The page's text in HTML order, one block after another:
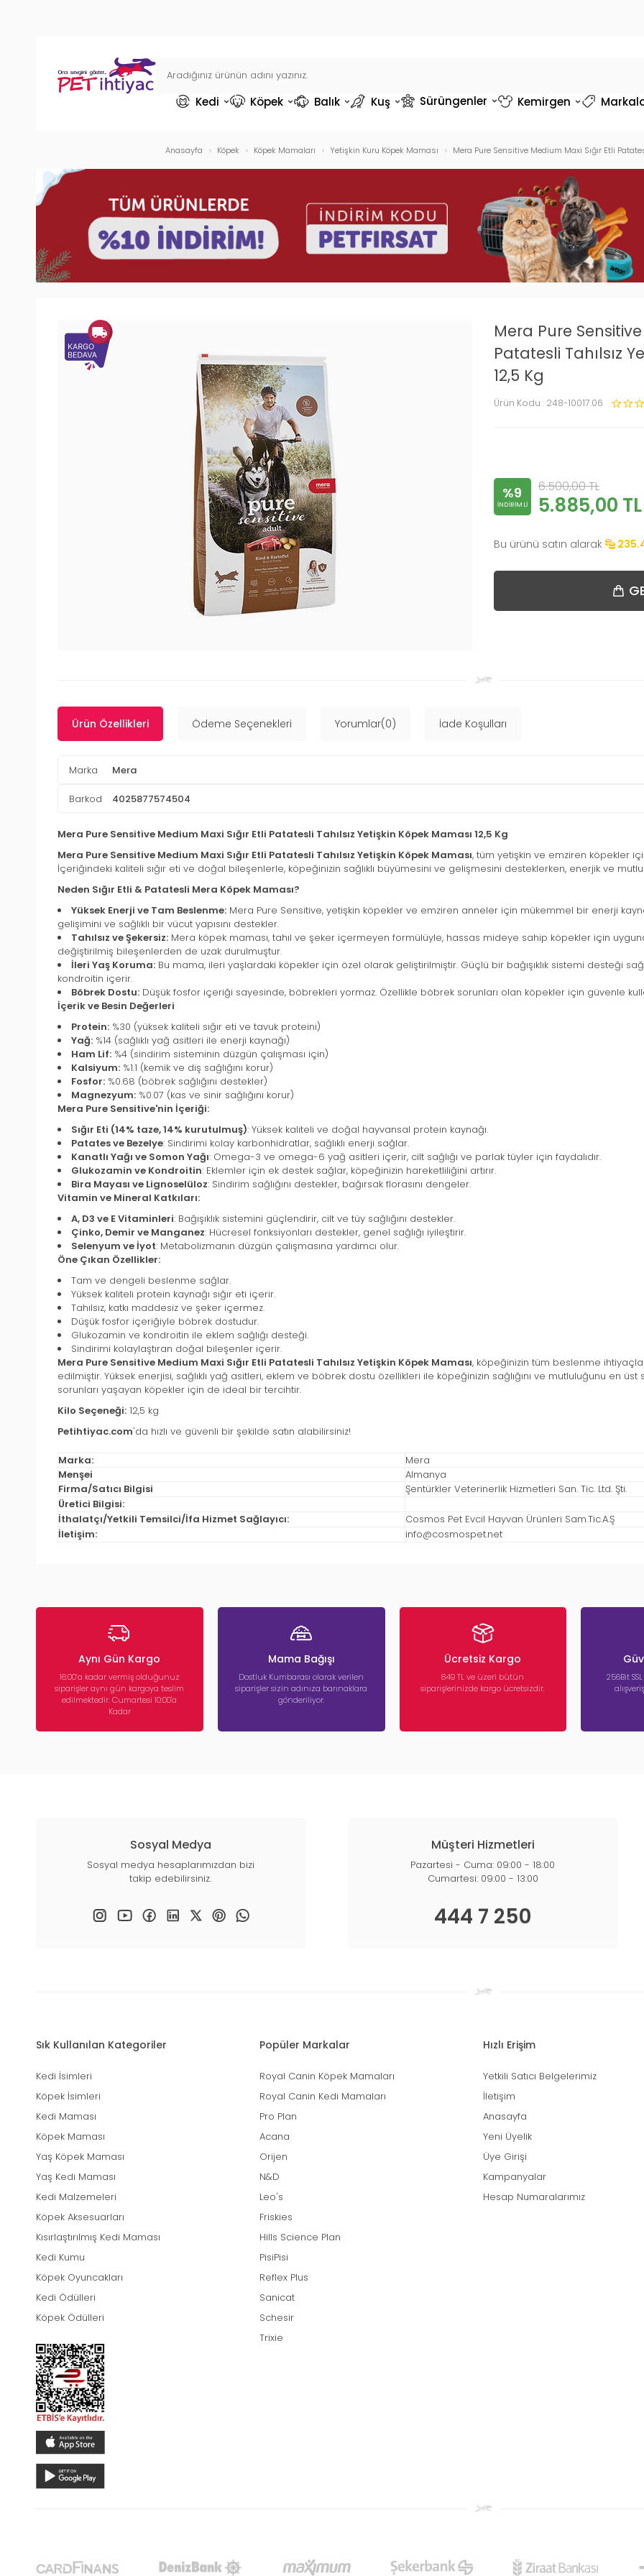
Kedi Köpek Balık Kuş Sürüngenler Kemirgen
Anasayfa Köpek Köpek Mamaları Yetişkin Kuru Köpek Maması Mera Pure Sensitive Medium Maxi Sığır Etli
Mera Pure
Patatesli Tahılsız
12,5 Kg
Ürün Kodu : 248-10017.06
%9
INDIRIMLI
6.500,00TL
5.885,00 TL
Bu ürünü satın alarak
Ürün Özellikleri Ödeme Seçenekleri Yorumlar(0) İade Koşulları
Marka Mera
Barkod 4025877574504
Mera Pure Sensitive Medium Maxi Sığır Etli Patatesli Tahılsız Yetişkin Köpek Maması 12,5 Kg
Mera Pure Sensitive Medium Maxi Sığır Etli Patatesli Tahılsız Yetişkin Köpek Maması, tüm yetişkin ve emziren köpekler
İçeriğindeki kaliteli sığır eti ve doğal bileşenlerle, köpeğinizin sağlıklı büyümesini ve gelişmesini desteklerken, enerjik ve
Neden Sığır Etli & Patatesli Mera Köpek Maması?
Yüksek Enerji ve Tam Beslenme: Mera Pure Sensitive, yetişkin köpekler ve emziren anneler için mükemmel bir enerji
gelişimini ve sağlıklı bir vücut yapısını destekler.
Tahılsız ve Şekersiz: Mera köpek maması, tahıl ve şeker içermeyen formülüyle, hassas mideye sahip köpekler için
değiştirilmiş bileşenlerden de uzak durulmuştur.
İleri Yaş Koruma: Bu mama, ileri yaşlardaki köpekler için özel olarak geliştirilmiştir. Güçlü bir bağışıklık sistemi desteği
kondroitin içerir.
Böbrek Dostu: Düşük fosfor içeriği sayesinde, böbrekleri yormaz. Özellikle böbrek sorunları olan köpekler için güvenle
İçerik ve Besin Değerleri
Protein: %30 (yüksek kaliteli sığır eti ve tavuk proteini)
Yağ: %14 (sağlıklı yağ asitleri ile enerji kaynağı)
Ham Lif: %4 (sindirim sisteminin düzgün çalışması için)
Kalsiyum: %1.1 (kemik ve diş sağlığını korur)
Fosfor: %0.68 (böbrek sağlığını destekler)
Magnezyum: %0.07 (kas ve sinir sağlığını korur)
Mera Pure Sensitive'nin İçeriği:
Sığır Eti (14% taze, 14% kurutulmuş): Yüksek kaliteli ve doğal hayvansal protein kaynağı.
Patates ve Bezelye: Sindirimi kolay karbonhidratlar, sağlıklı enerji sağlar.
Kanatlı Yağı ve Somon Yağı: Omega-3 ve omega-6 yağ asitleri içerir, cilt sağlığı ve parlak tüyler için faydalıdır.
Glukozamin ve Kondroitin: Eklemler için ek destek sağlar, köpeğinizin hareketliliğini artırır.
Bira Mayası ve Lignoselüloz: Sindirim sağlığını destekler, bağırsak florasını dengeler.
Vitamin ve Mineral Katkıları:
A, D3 ve E Vitaminleri: Bağışıklık sistemini güçlendirir, cilt ve tüy sağlığını destekler.
Çinko, Demir ve Manganez: Hücresel fonksiyonları destekler, genel sağlığı iyileştirir.
Selenyum ve İyot: Metabolizmanın düzgün çalışmasına yardımcı olur.
Öne Çıkan Özellikler:
Tam ve dengeli beslenme sağlar.
Yüksek kaliteli protein kaynağı sığır eti içerir.
Tahılsız, katkı maddesiz ve şeker içermez.
Düşük fosfor içeriğiyle böbrek dostudur.
Glukozamin ve kondroitin ile eklem sağlığı desteği.
Sindirimi kolaylaştıran doğal bileşenler içerir.
Mera Pure Sensitive Medium Maxi Sığır Etli Patatesli Tahılsız Yetişkin Köpek Maması, köpeğinizin tüm beslenme
edilmiştir. Yüksek enerjisi, sağlıklı yağ asitleri, eklem ve böbrek dostu özellikleri ile köpeğinizin sağlığını ve mutluluğunu en
sorunları yaşayan köpekler için de ideal bir tercihtir.
Kilo Seçeneği: 12,5 kg
Petihtiyac.com'da hızlı ve güvenli bir şekilde satın alabilirsiniz!
Marka:
Mera
Menşei
Almanya
Firma/Satıcı Bilgisi
Şentürkler Veterinerlik Hizmetleri San. Tic. Ltd. Şti.
Üretici Bilgisi:
İthalatçı/Yetkili Temsilci/İfa Hizmet Sağlayıcı:
Cosmos Pet Evcil Hayvan Ürünleri Sam.Tic.A.Ş
İletişim:
info@cosmospet.net
Aynı Gün Kargo
16:00’a kadar vermiş olduğunuz
siparişler aynı gün kargoya teslim
edilmektedir. Cumartesi 10:00'a
Kadar
Mama Bağışı
Dostluk Kumbarası olarak verilen
siparişler sizin adınıza barınaklara
gönderiliyor.
Ücretsiz Kargo
849 TL ve üzeri bütün
siparişlerinizde kargo ücretsizdir.
256Bit
Sosyal Medya
Sosyal medya hesaplarımızdan bizi
takip edebilirsiniz.
Müşteri Hizmetleri
Pazartesi - Cuma: 09:00 - 18:00
Cumartesi: 09:00 - 13:00
444 7 250
Sık Kullanılan Kategoriler
Kedi İsimleri
Köpek İsimleri
Kedi Maması
Köpek Maması
Yaş Köpek Maması
Yaş Kedi Maması
Kedi Malzemeleri
Köpek Aksesuarları
Kısırlaştırılmış Kedi Maması
Kedi Kumu
Köpek Oyuncakları
Kedi Ödülleri
Köpek Ödülleri
Popüler Markalar
Royal Canin Köpek Mamaları
Royal Canin Kedi Mamaları
Pro Plan
Acana
Orijen
N&D
Leo's
Friskies
Hills Science Plan
PisiPisi
Reflex Plus
Sanicat
Schesir
Trixie
Hızlı Erişim
Yetkili Satıcı Belgelerimiz
İletişim
Anasayfa
Yeni Üyelik
Üye Girişi
Kampanyalar
Hesap Numaralarımız